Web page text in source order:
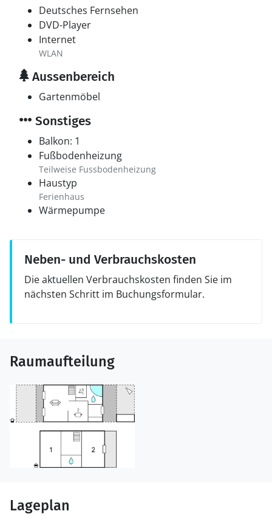
Deutsches Fernsehen
DVD-Player
Internet
WLAN
Aussenbereich
Gartenmöbel
Sonstiges
Balkon: 1
Fußbodenheizung
Teilweise Fussbodenheizung
Haustyp
Ferienhaus
Wärmepumpe
Neben- und Verbrauchskosten
Die aktuellen Verbrauchskosten finden Sie im
nächsten Schritt im Buchungsformular.
Raumaufteilung
Lageplan